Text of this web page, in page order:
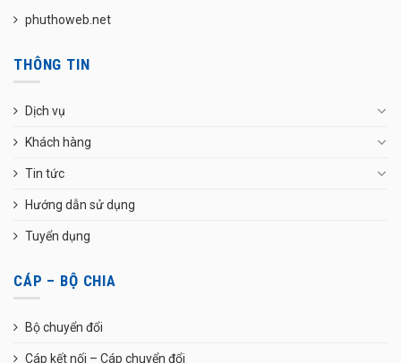
phuthoweb.net
THÔNG TIN
Dịch vụ
Khách hàng
Tin tức
Hướng dẫn sử dụng
Tuyển dụng
CÁP – BỘ CHIA
Bộ chuyển đổi
Cáp kết nối – Cáp chuyển đổi